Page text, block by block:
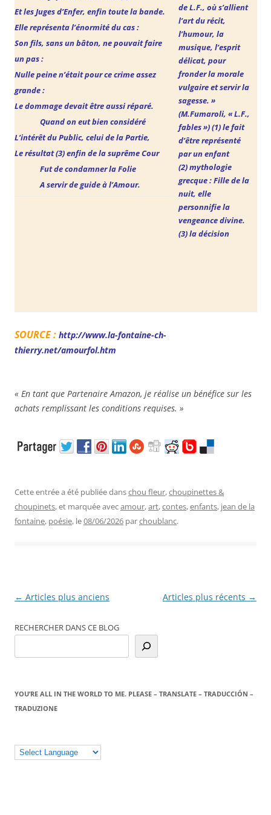
Et les Juges d’Enfer, enfin toute la bande.
Elle représenta l’énormité du cas :
Son fils, sans un bâton, ne pouvait faire
un pas :
Nulle peine n’était pour ce crime assez
grande :
Le dommage devait être aussi réparé.
Quand on eut bien considéré
L’intérêt du Public, celui de la Partie,
Le résultat (3) enfin de la suprême Cour
Fut de condamner la Folie
A servir de guide à l’Amour.
de L.F., où s’allient
l’art du récit,
l’humour, la
musique, l’esprit
délicat, pour
fronder la morale
vulgaire et servir la
sagesse. »
(M.Fumaroli, « L.F.,
fables ») (1) le fait
d’être représenté
par un enfant
(2) mythologie
grecque : Fille de la
nuit, elle
personnifie la
vengeance divine.
(3) la décision
SOURCE : http://www.la-fontaine-ch-
thierry.net/amourfol.htm
« En tant que Partenaire Amazon, je réalise un bénéfice sur les
achats remplissant les conditions requises. »
Cette entrée a été publiée danschou fleur,choupinettes &
choupinets, et marquée avecamour,art,contes,enfants, jean de la
fontaine, poésie, le08/06/2026 parchoublanc.
Navigation
articles
← Articles plus anciens Articles plus récents →
RECHERCHER DANS CE BLOG
YOU’RE ALL IN THE WORLD TO ME. PLEASE – TRANSLATE – TRADUCCIÓN –
TRADUZIONE